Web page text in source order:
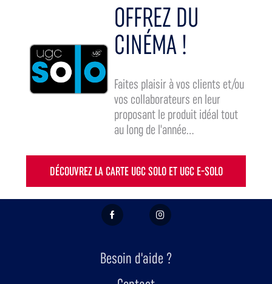
OFFREZ DU
CINÉMA !
Faites plaisir à vos clients et/ou
vos collaborateurs en leur
proposant le produit idéal tout
au long de l'année...
DÉCOUVREZ LA CARTE UGC SOLO ET UGC E-SOLO
FACEBOOK INSTAGRAM
Besoin d'aide ?